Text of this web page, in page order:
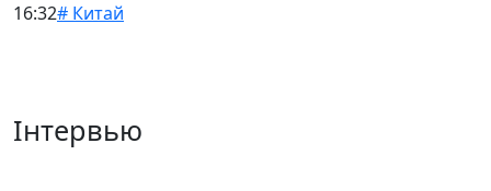
16:32# Китай
Інтервью